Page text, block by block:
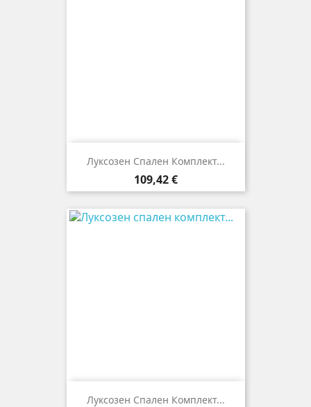
Луксозен Спален Комплект...
Цена
109,42 €
Луксозен Спален Комплект...